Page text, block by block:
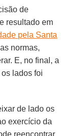
de
resultado em
pela Santa
normas,
E, no final, a
lados foi
de lado os
exercício da
reencontrar